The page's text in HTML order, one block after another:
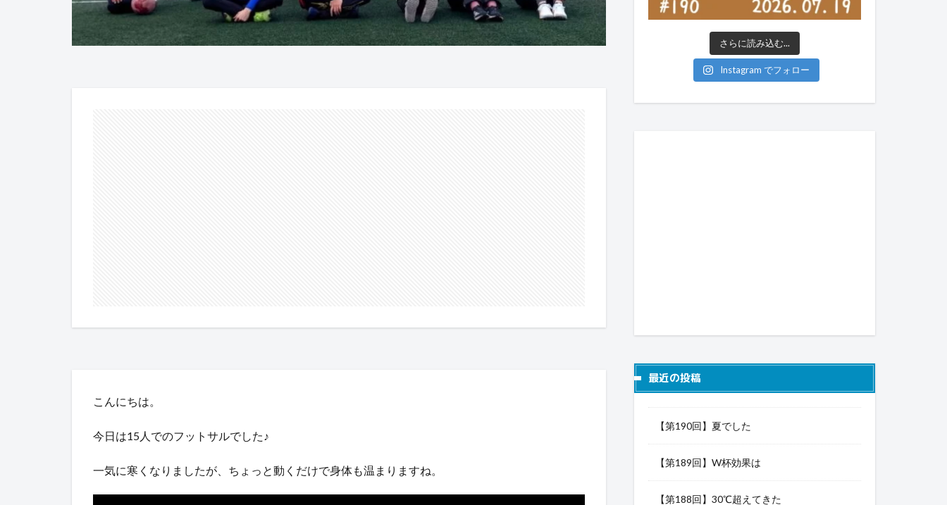
こんにちは。
今日は15人でのフットサルでした♪
一気に寒くなりましたが、ちょっと動くだけで身体も温まりますね。
さらに読み込む...
Instagram でフォロー
最近の投稿
【第190回】夏でした
【第189回】W杯効果は
【第188回】30℃超えてきた